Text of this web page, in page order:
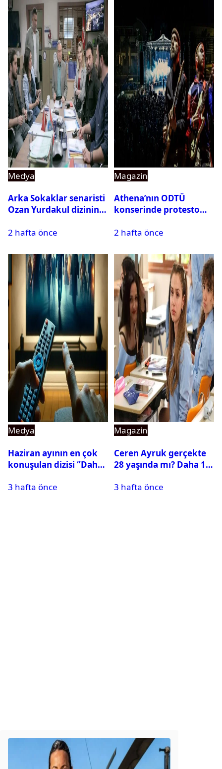
Medya
Arka Sokaklar senaristi
Ozan Yurdakul dizinin
2 hafta önce
Magazin
Athena’nın ODTÜ
konserinde protesto
2 hafta önce
Medya
Haziran ayının en çok
konuşulan dizisi ‘’Daha
3 hafta önce
Magazin
Ceren Ayruk gerçekte
28 yaşında mı? Daha 17
3 hafta önce